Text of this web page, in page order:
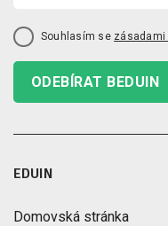
Souhlasím se zásadami
ODEBÍRAT BEDUIN
EDUIN
Domovská stránka